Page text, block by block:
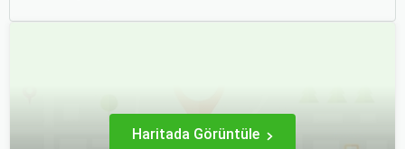
Haritada Görüntüle